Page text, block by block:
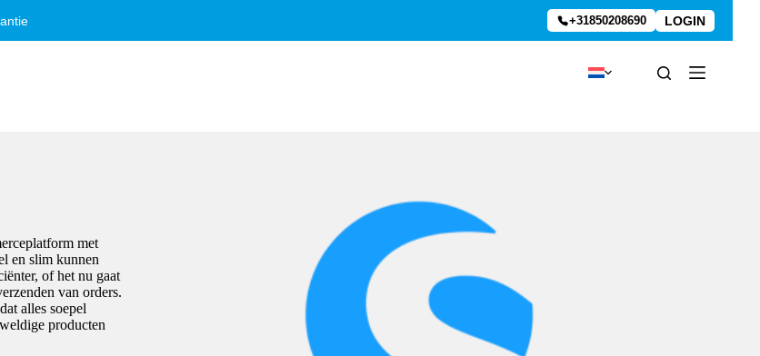
+31850208690 LOGIN
met
en slim kunnen
of het nu gaat
van orders.
alles soepel
producten